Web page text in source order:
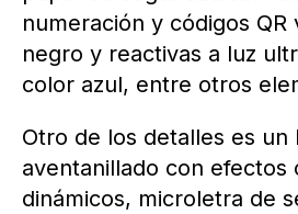
numeración y códigos
negro y reactivas a luz
color azul, entre otros
Otro de los detalles es un
aventanillado con efectos
dinámicos, microletra de